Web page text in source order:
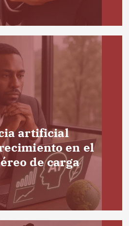
artificial
en el
de carga